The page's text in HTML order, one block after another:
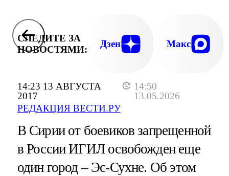
14:23 13 АВГУСТА
2017
14:50
13.05.2026
РЕДАКЦИЯ ВЕСТИ.РУ
СЛЕДИТЕ ЗА
НОВОСТЯМИ:
Дзен Макс
В Сирии от боевиков запрещенной
в России ИГИЛ освобожден еще
один город – Эс-Сухне. Об этом